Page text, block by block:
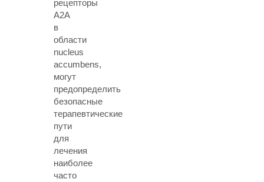
рецепторы
A2A
в
области
nucleus
accumbens,
могут
предопределить
безопасные
терапевтические
пути
для
лечения
наиболее
часто